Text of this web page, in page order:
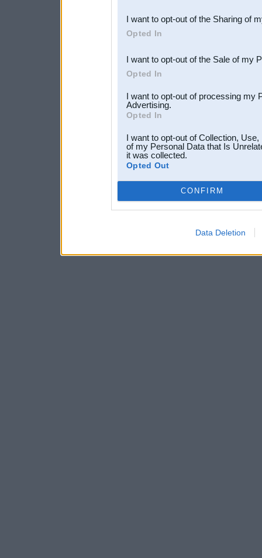
Downstream Participants
third parties.
I want to opt-out of the Sharing of
Opted In
I want to opt-out of the Sale of my
Opted In
I want to opt-out of processing my
Advertising.
Opted In
I want to opt-out of Collection,
of my Personal Data that Is
it was collected.
Opted Out
CONFIRM
Data Deletion